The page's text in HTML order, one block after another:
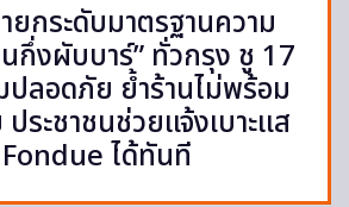
ยกระดับมาตรฐานความ
กึ่งผับบาร์” ทั่วกรุง ชู 17
ปลอดภัย ย้ำร้านไม่พร้อม
ระชาชนช่วยแจ้งเบาะแส
ได้ทันที